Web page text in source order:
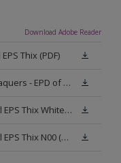
Download Adobe Reader
Thix (PDF)
Sikkens Exterior Solventbased Laquers - EPD of Milieuproductverklaring
Veiligheidsinformatieblad Rubbol EPS Thix White W05 (MSDS)
Veiligheidsinformatieblad Rubbol EPS Thix N00 (MSDS)